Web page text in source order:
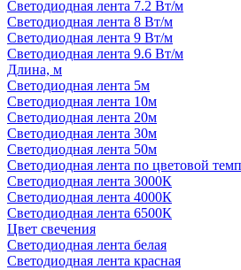
Светодиодная лента 7.2 Вт/м
Светодиодная лента 8 Вт/м
Светодиодная лента 9 Вт/м
Светодиодная лента 9.6 Вт/м
Длина, м
Светодиодная лента 5м
Светодиодная лента 10м
Светодиодная лента 20м
Светодиодная лента 30м
Светодиодная лента 50м
Светодиодная лента по цветовой
Светодиодная лента 3000К
Светодиодная лента 4000К
Светодиодная лента 6500К
Цвет свечения
Светодиодная лента белая
Светодиодная лента красная